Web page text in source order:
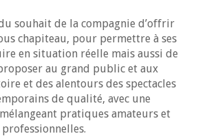
souhait de la compagnie d’offrir
chapiteau, pour permettre à ses
en situation réelle mais aussi de
au grand public et aux
et des alentours des spectacles
de qualité, avec une
pratiques amateurs et
professionnelles.